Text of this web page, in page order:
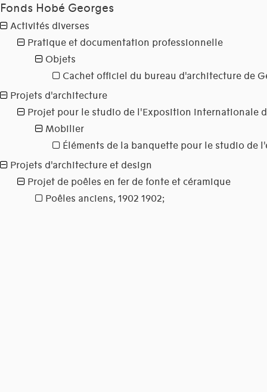
Fonds Hobé Georges
Activités diverses
Pratique et documentation professionnelle
Objets
Cachet officiel du bureau d'architecture de
Projets d'architecture
Projet pour le studio de l'Exposition internationale
Mobilier
Éléments de la banquette pour le studio de
Projets d'architecture et design
Projet de poêles en fer de fonte et céramique
Poêles anciens, 1902 1902;